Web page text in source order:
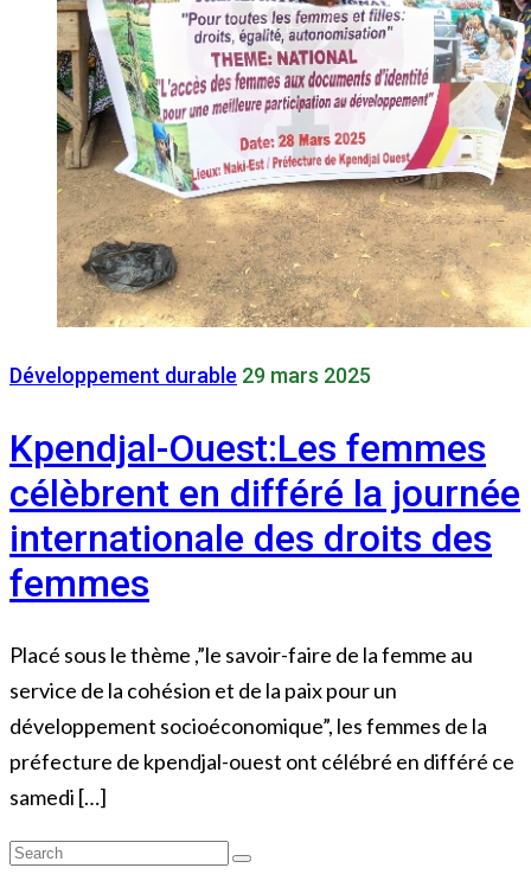
Développement durable 29 mars 2025
Kpendjal-Ouest:Les femmes
célèbrent en différé la journée
internationale des droits des
femmes
Placé sous le thème ,”le savoir-faire de la femme au
service de la cohésion et de la paix pour un
développement socioéconomique”, les femmes de la
préfecture de kpendjal-ouest ont célébré en différé ce
samedi […]
Search
Search